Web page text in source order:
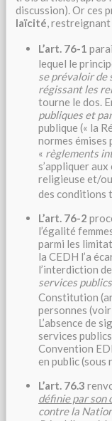
discussion). Or ces
laïcité,
L’art. 76-1
lequel le
se prévaloir de
régissant les
tourne le dos.
publiques et
publique (« la
normes émises
« règlements
s’appliquer
religieuse et/
des conditions
L’art. 76-2
l’égalité
parmi les
la CEDH l’a
l’interdiction
services
Constitution
personnes
L’absence de
services
Convention
en public (sous
L’art. 76.3
définie par son
contre la